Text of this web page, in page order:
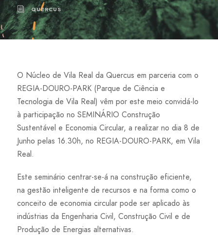
QUERCUS
O Núcleo de Vila Real da Quercus em parceria com o
REGIA-DOURO-PARK (Parque de Ciência e
Tecnologia de Vila Real) vêm por este meio convidá-lo
à participação no SEMINÁRIO Construção
Sustentável e Economia Circular, a realizar no dia 8 de
Junho pelas 16.30h, no REGIA-DOURO-PARK, em Vila
Real.
Este seminário centrar-se-á na construção eficiente,
na gestão inteligente de recursos e na forma como o
conceito de economia circular pode ser aplicado às
indústrias da Engenharia Civil, Construção Civil e de
Produção de Energias alternativas.